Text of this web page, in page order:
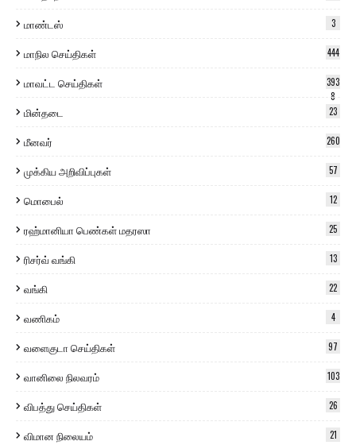
மாண்டஸ் 3
மாநில செய்திகள் 444
மாவட்ட செய்திகள்
393
8
மின்தடை 23
மீனவர் 260
முக்கிய அறிவிப்புகள் 57
மொபைல் 12
ரஹ்மானியா பெண்கள் மதரஸா 25
ரிசர்வ் வங்கி 13
வங்கி 22
வணிகம் 4
வளைகுடா செய்திகள் 97
வானிலை நிலவரம் 103
விபத்து செய்திகள் 26
விமான நிலையம் 21